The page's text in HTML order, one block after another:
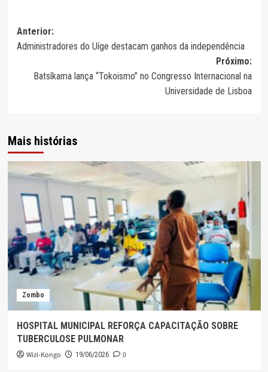
Navegação
de
artigos
Anterior:
Administradores do Uíge destacam ganhos da independência
Próximo:
Batsîkama lança “Tokoismo” no Congresso Internacional na
Universidade de Lisboa
Mais histórias
Zombo
HOSPITAL MUNICIPAL REFORÇA CAPACITAÇÃO SOBRE
TUBERCULOSE PULMONAR
Wizi-Kongo 19/06/2026 0